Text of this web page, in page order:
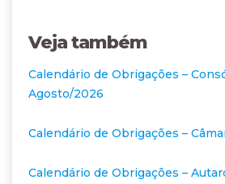
Veja também
Calendário de Obrigações –
Agosto/2026
Calendário de Obrigações –
Calendário de Obrigações –